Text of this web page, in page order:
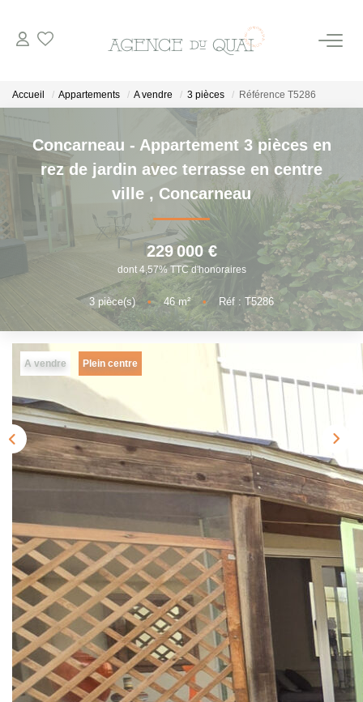
A La Vente
En Viager
A La Location
VENDRE
ESTIMER
NOTRE AGENCE
Qui Sommes-Nous
Nous Rejoindre
CONTACT
Accueil Appartements A vendre 3 pièces Référence T5286
Concarneau - Appartement 3 pièces en
rez de jardin avec terrasse en centre
ville , Concarneau
229 000 €
dont 4,57% TTC d'honoraires
3 pièce(s) • 46m² • Réf : T5286
A vendre Plein centre
Description
Réf : T5286
Dans une petite copropriété bien entretenue idéalement